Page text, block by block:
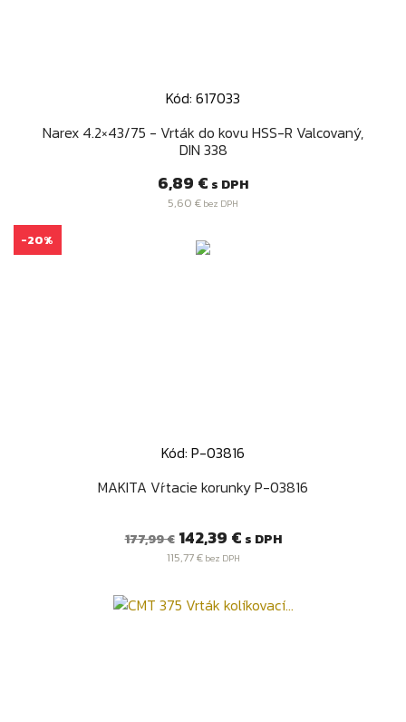
Kód: 617033
Narex 4.2×43/75 - Vrták do kovu HSS-R Valcovaný,
DIN 338
Cena
6,89 € s DPH
5,60 € bez DPH
Kód: P-03816
MAKITA Vŕtacie korunky P-03816
Bežná
177,99 € Cena
142,39 € s DPH
115,77 €bez DPH
-20%